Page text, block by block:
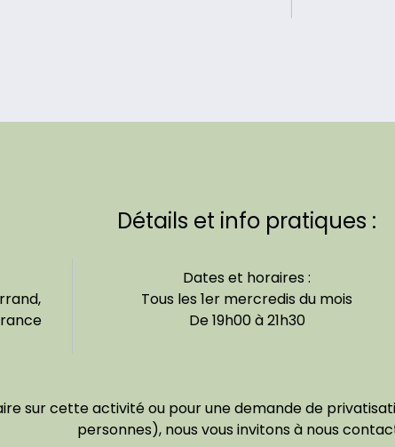
Détails et info pratiques :
Dates et horaires :
Tous les 1er mercredis du mois
De 19h00 à 21h30
sur cette activité ou pour une demande de
personnes), nous vous invitons à nous